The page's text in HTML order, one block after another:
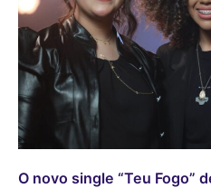
O novo single “Teu Fogo”